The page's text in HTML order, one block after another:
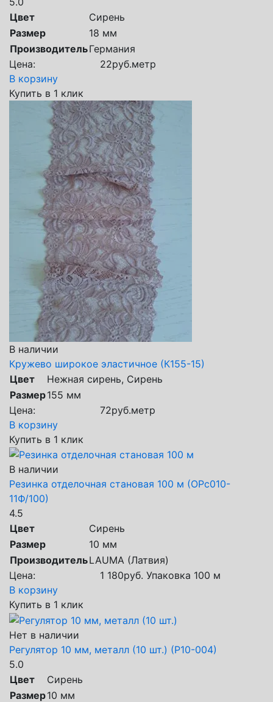
Цвет
Сирень
Размер
18 мм
ПроизводительГермания
Цена:
22руб.метр
В корзину
Купить в 1 клик
В наличии
Кружево широкое эластичное (К155-15)
Цвет
Нежная сирень, Сирень
Размер155 мм
Цена:
72руб.метр
В корзину
Купить в 1 клик
В наличии
Резинка отделочная становая 100 м (ОРс010-
11Ф/100)
4.5
Цвет
Сирень
Размер
10 мм
ПроизводительLAUMA (Латвия)
Цена:
1 180руб. Упаковка 100 м
В корзину
Купить в 1 клик
Нет в наличии
Регулятор 10 мм, металл (10 шт.) (Р10-004)
5.0
Цвет
Сирень
Размер10 мм